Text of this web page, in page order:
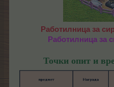
Работилница за
Работилница за
Точки опит и